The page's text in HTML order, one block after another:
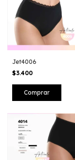
Jet4006
$3.400
Comprar